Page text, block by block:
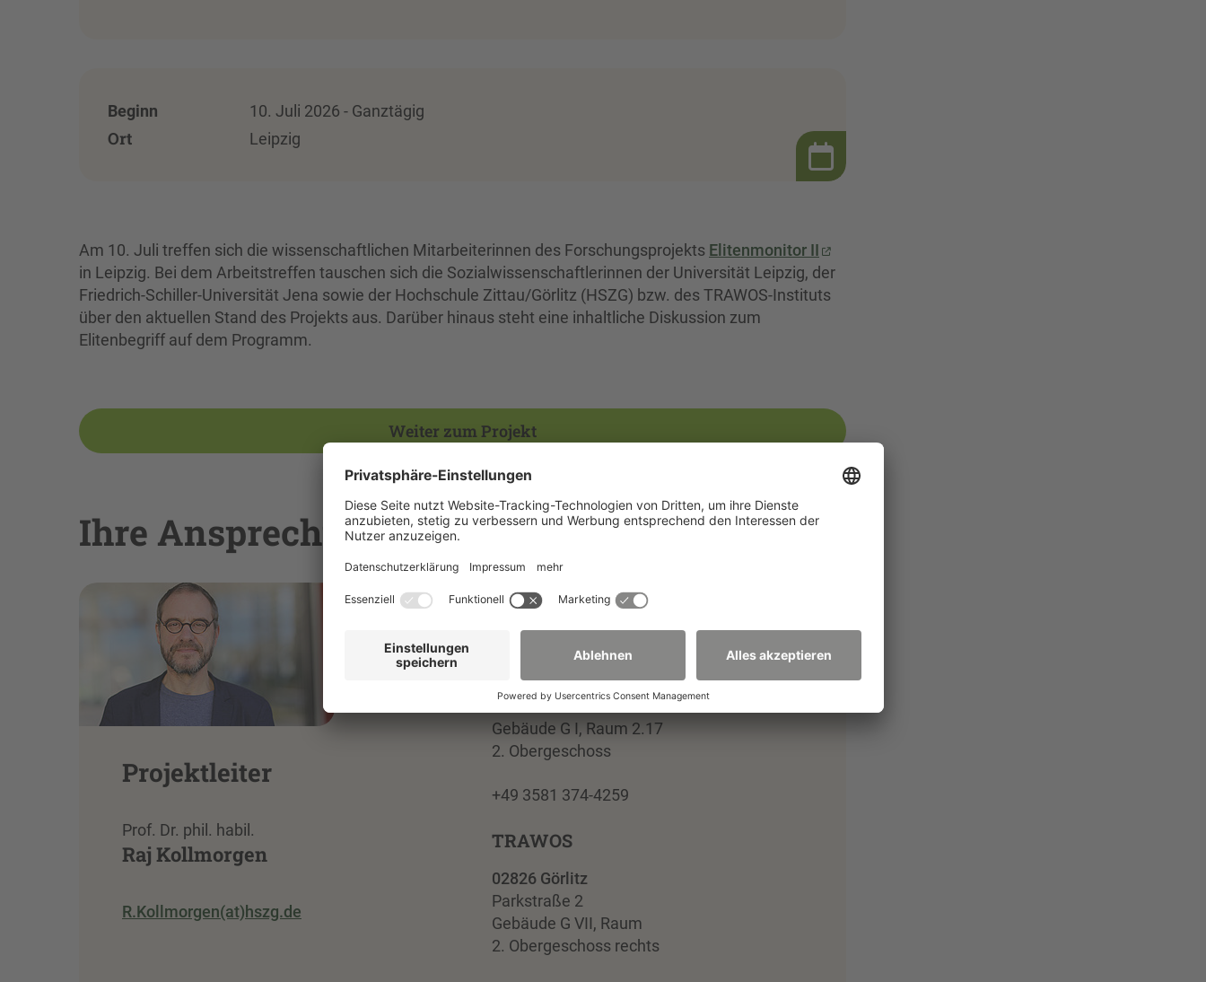
Beginn 10. Juli 2026 - Ganztägig
Ort Leipzig
Am 10. Juli treffen sich die wissenschaftlichen Mitarbeiterinnen des Forschungsprojekts Elitenmonitor II
in Leipzig. Bei dem Arbeitstreffen tauschen sich die Sozialwissenschaftlerinnen der Universität Leipzig, der
Friedrich-Schiller-Universität Jena sowie der Hochschule Zittau/Görlitz (HSZG) bzw. des TRAWOS-Instituts
über den aktuellen Stand des Projekts aus. Darüber hinaus steht eine inhaltliche Diskussion zum
Elitenbegriff auf dem Programm.
Weiter zum Projekt
Ihre Ansprechperson am TRAWOS
Projektleiter
Prof. Dr. phil. habil.
Raj Kollmorgen
R.Kollmorgen(at)hszg.de
Fakultät Sozialwissenschaften
02826 Görlitz
Furtstraße 2
Gebäude G I, Raum 2.17
2. Obergeschoss
+49 3581 374-4259
TRAWOS
02826 Görlitz
Parkstraße 2
Gebäude G VII, Raum
2. Obergeschoss rechts